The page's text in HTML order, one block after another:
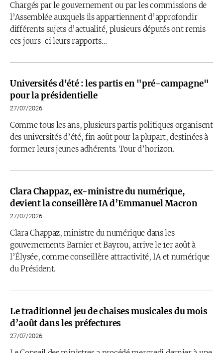
Chargés par le gouvernement ou par les commissions de
l’Assemblée auxquels ils appartiennent d’approfondir
différents sujets d’actualité, plusieurs députés ont remis
ces jours-ci leurs rapports…
Universités d'été : les partis en "pré-campagne"
pour la présidentielle
27/07/2026
Comme tous les ans, plusieurs partis politiques organisent
des universités d’été, fin août pour la plupart, destinées à
former leurs jeunes adhérents. Tour d’horizon.
Clara Chappaz, ex-ministre du numérique,
devient la conseillère IA d’Emmanuel Macron
27/07/2026
Clara Chappaz, ministre du numérique dans les
gouvernements Barnier et Bayrou, arrive le 1er août à
l’Élysée, comme conseillère attractivité, IA et numérique
du Président.
Le traditionnel jeu de chaises musicales du mois
d’août dans les préfectures
27/07/2026